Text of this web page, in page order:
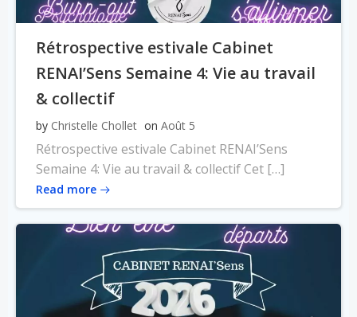
Rétrospective estivale Cabinet
RENAI’Sens Semaine 4: Vie au travail
& collectif
by Christelle Chollet on Août 5
Rétrospective estivale Cabinet RENAI’Sens
Semaine 4: Vie au travail & collectif Cet […]
Read more